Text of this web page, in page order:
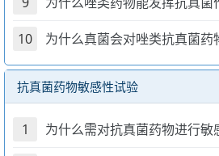
10 为什么真菌会对唑类抗真菌药
抗真菌药物敏感性试验
1 为什么需对抗真菌药物进行敏